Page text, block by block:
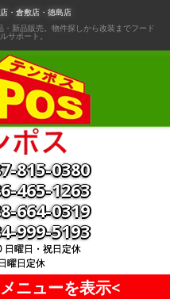
・倉敷店・徳島店
新品販売。物件探しから改装までフード
サポート。
815-0380
465-1263
664-0319
999-5193
日曜日・祝日定休
曜日定休
ニューを表示<